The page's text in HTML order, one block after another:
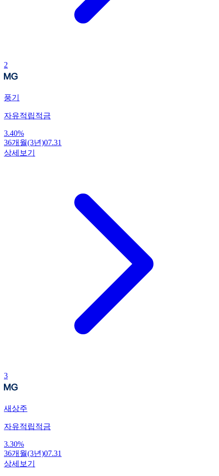
2
풍기
자유적립적금
3.40%
36개월(3년)07.31
상세보기
3
새상주
자유적립적금
3.30%
36개월(3년)07.31
상세보기